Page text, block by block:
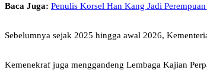
Baca Juga: Penulis Korsel Han Kang Jadi
Sebelumnya sejak 2025 hingga awal 2026,
Kemenekraf juga menggandeng Lembaga Kajian